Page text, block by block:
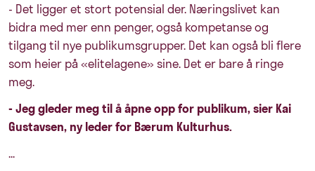
- Det ligger et stort potensial der. Næringslivet kan
bidra med mer enn penger, også kompetanse og
tilgang til nye publikumsgrupper. Det kan også bli flere
som heier på «elitelagene» sine. Det er bare å ringe
meg.
- Jeg gleder meg til å åpne opp for publikum, sier Kai
Gustavsen, ny leder for Bærum Kulturhus.
...